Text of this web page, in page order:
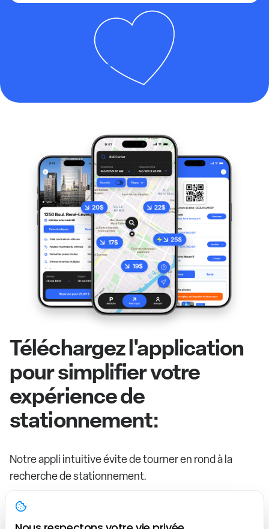
Téléchargez l'application
pour simplifier votre
expérience de
stationnement:
Notre appli intuitive évite de tourner en rond à la
recherche de stationnement.
Réservez rapidement à l'avance
Marquez vos spots préférés et connectez-vous à différents